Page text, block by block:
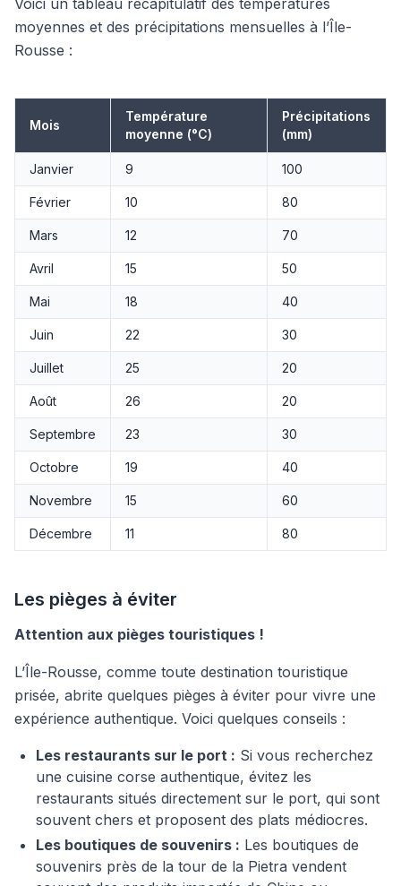
Voici un tableau récapitulatif des températures
moyennes et des précipitations mensuelles à l’Île-
Rousse :
Mois
Température
moyenne (°C)
Précipitations
(mm)
Janvier 9 100
Février 10 80
Mars 12 70
Avril 15 50
Mai 18 40
Juin 22 30
Juillet 25 20
Août 26 20
Septembre 23 30
Octobre 19 40
Novembre 15 60
Décembre 11 80
Les pièges à éviter
Attention aux pièges touristiques !
L’Île-Rousse, comme toute destination touristique
prisée, abrite quelques pièges à éviter pour vivre une
expérience authentique. Voici quelques conseils :
Les restaurants sur le port : Si vous recherchez
une cuisine corse authentique, évitez les
restaurants situés directement sur le port, qui sont
souvent chers et proposent des plats médiocres.
Les boutiques de souvenirs : Les boutiques de
souvenirs près de la tour de la Pietra vendent